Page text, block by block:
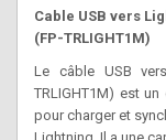
Cable USB vers
(FP-TRLIGHT1M)
Le câble USB
TRLIGHT1M) est
pour charger et